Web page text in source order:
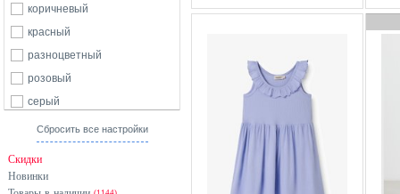
коричневый
красный
разноцветный
розовый
серый
синий
Сбросить все настройки
Скидки
Новинки